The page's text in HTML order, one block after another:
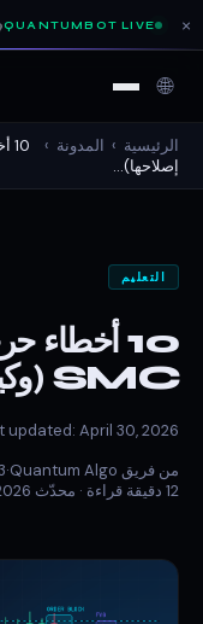
QUANTUMBOT LIVE ×
🌐
الرئيسية › المدونة ›
إصلاحها)...
التعليم
10 أخطاء
SMC (وكيفية إصلاحها)
updated: April 30, 2026
من فريق Quantum Algo
·
3
12 دقيقة قراءة ·
محدّث 2026-04-06